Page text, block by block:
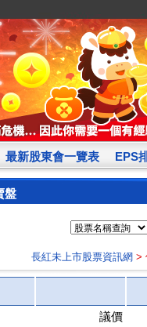
最新股東會一覽表 EPS
盤
長紅未上市股票資訊網 >
議價